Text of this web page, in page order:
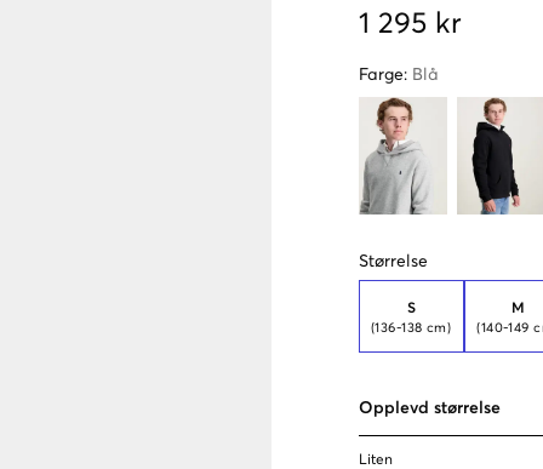
1 295 kr
Farge: Blå
Størrelse
S
(136-138 cm)
M
(140-149
Opplevd størrelse
Liten